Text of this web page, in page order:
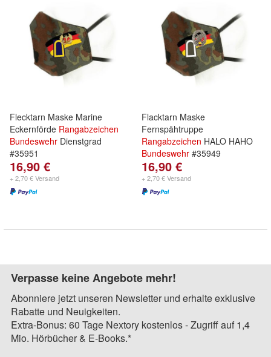
Flecktarn Maske Marine
Eckernförde Rangabzeichen
Bundeswehr Dienstgrad
#35951
16,90 €
+ 2,70 € Versand
Flacktarn Maske
Fernspähtruppe
Rangabzeichen HALO HAHO
Bundeswehr #35949
16,90 €
+ 2,70 € Versand
Verpasse keine Angebote mehr!
Abonniere jetzt unseren Newsletter und erhalte exklusive
Rabatte und Neuigkeiten.
Extra-Bonus: 60 Tage Nextory kostenlos - Zugriff auf 1,4
Mio. Hörbücher & E-Books.*